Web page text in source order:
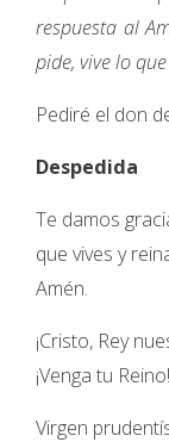
respuesta al
pide, vive lo
Pediré el don
Despedida
Te damos
que vives y
Amén.
¡Cristo, Rey
¡Venga tu Reino!
Virgen